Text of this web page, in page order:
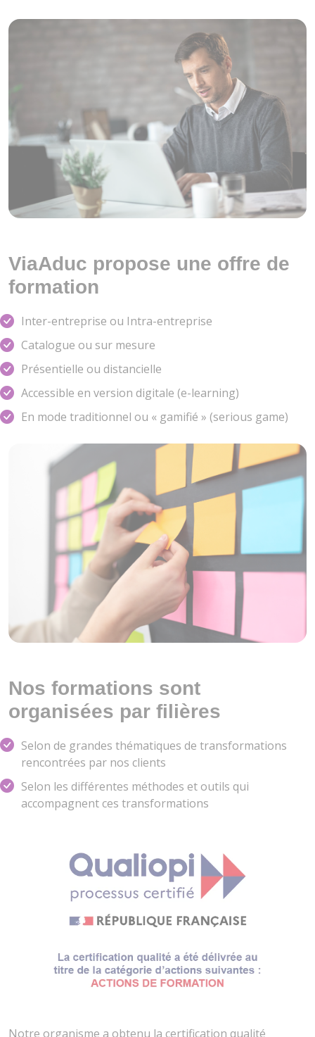
ViaAduc propose une offre de
formation
Inter-entreprise ou Intra-entreprise
Catalogue ou sur mesure
Présentielle ou distancielle
Accessible en version digitale (e-learning)
En mode traditionnel ou « gamifié » (serious game)
Nos formations sont
organisées par filières
Selon de grandes thématiques de transformations
rencontrées par nos clients
Selon les différentes méthodes et outils qui
accompagnent ces transformations
Notre organisme a obtenu la certification qualité